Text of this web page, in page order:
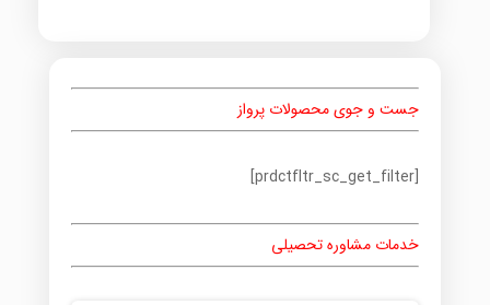
جست و جوی محصولات پرواز
[prdctfltr_sc_get_filter]
خدمات مشاوره تحصیلی